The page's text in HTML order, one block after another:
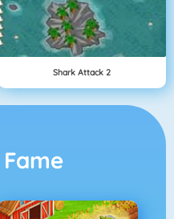
Shark Attack 2
Fame